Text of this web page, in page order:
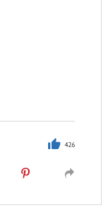
426